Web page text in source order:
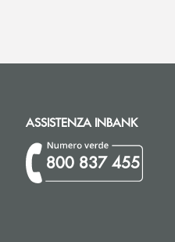
una nuova finestra
ASSISTENZA INBANK
800 837 455